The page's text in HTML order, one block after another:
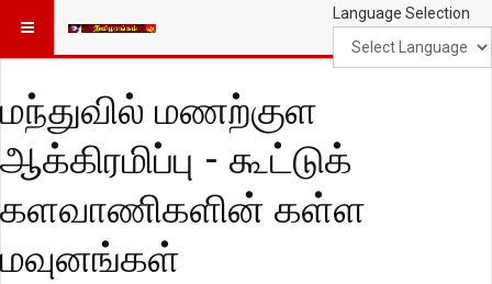
Language Selection
மந்துவில் மணற்குள
ஆக்கிரமிப்பு - கூட்டுக்
களவாணிகளின் கள்ள
மவுனங்கள்